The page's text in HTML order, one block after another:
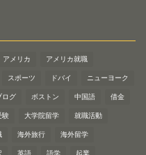
アメリカ アメリカ就職
スポーツ ドバイ ニューヨーク
ログ ボストン 中国語 借金
験 大学院留学 就職活動
海外旅行 海外留学
英語 語学 起業